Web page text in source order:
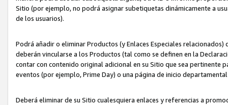
Sitio (por ejemplo, no podrá asignar subetiquetas dinámicamente a
de los usuarios).
Podrá añadir o eliminar Productos (y Enlaces Especiales
deberán vincularse a los Productos (tal como se definen en la
contar con contenido original adicional en su Sitio que sea pertinente
eventos (por ejemplo, Prime Day) o una página de inicio
Deberá eliminar de su Sitio cualesquiera enlaces y referencias a